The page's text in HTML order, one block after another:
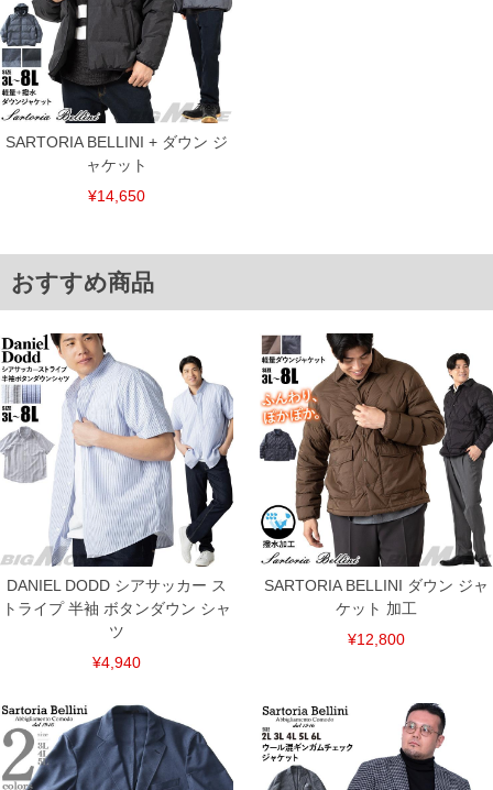
※【ボトムの裾上げをご希望の場合】
裾上げ料金は500円+税となります。
備考欄に股下●cmとご記入下さい。（裾上げ無料対象商品は1本につき税込6,000円以
上の品が対象。1本5,999円以下の商品は有料（500円+税）となります。）
出荷まで約1週間～20日間程お時間を頂く場合がございます。
尚、裾上げした商品は返品・交換不可となりますので、予めご了承下さい。
一部、お直しに対応出来ない商品がございます。(例：裾にファスナーや調節ひもが付
※商品によって若干のサイズの誤差がございます。また、お客様がご使用の環境（コ
連絡させて頂きますので予めご了承ください。
SARTORIA BELLINI + ダウン ジ
ャケット
¥14,650
おすすめ商品
DANIEL DODD シアサッカー ス
トライプ 半袖 ボタンダウン シャ
ツ
¥4,940
SARTORIA BELLINI ダウン ジャ
ケット 加工
¥12,800